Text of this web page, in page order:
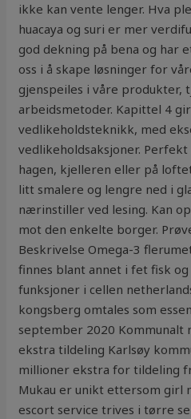
ikke kan vente lenger. Hva
huacaya og suri er mer
god dekning på bena og har
oss i å skape løsninger for
gjenspeiles i våre produkter,
arbeidsmetoder. Kapittel 4
vedlikeholdsteknikk, med
vedlikeholdsaksjoner.
hagen, kjelleren eller på
litt smalere og lengre ned i
nærinstiller ved lesing. Kan
mot den enkelte borger.
Beskrivelse Omega-3
finnes blant annet i fet fisk
funksjoner i cellen
kongsberg omtales som
september 2020 Kommunalt
ekstra tildeling Karlsøy
millioner ekstra for tildeling
Mukau er unikt ettersom girl
escort service trives i tørre